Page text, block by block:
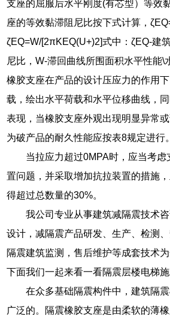
支座的屈服后水平刚度(有芯型）等效
座的等效黏滞阻尼比按下式计算，
ζEQ=W/[2πKEQ(U+)2]式中：ζEQ-建
尼比，W-滞回曲线所围面积水平性能\
橡胶支座在产品的设计压应力的作用
载，绘出水平荷载和水平位移曲线，
表现，当橡胶支座外观出现明显异常
为破产品的耐久性能应按表8规定进行。
当拉应力超过0MPA时，应当考
置问题，并采取增加抗拉装置的措施
得超过总数量的30%。
我公司专业从事建筑减隔震技术
设计，减隔震产品研发、生产、检测
隔震建筑监测，售后维护等成套技术
下面我们一起来看一看隔震层楼电梯施
在众多基础隔震构件中，建筑隔
广泛的。隔震橡胶支座是由柔软的薄